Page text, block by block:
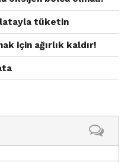
tüketin
için ağırlık kaldır!